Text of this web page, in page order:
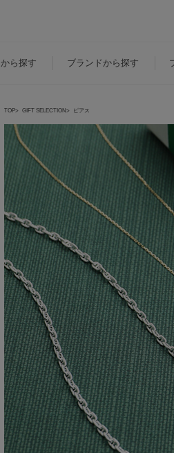
から探す ブランド から探す
TOP GIFT SELECTION ピアス